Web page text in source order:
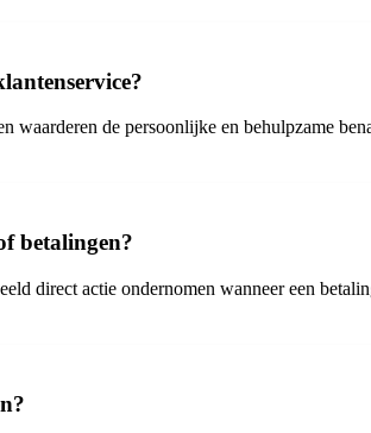
de persoonlijke en behulpzame
betalingen?
direct actie ondernomen wanneer een